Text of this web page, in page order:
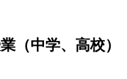
中学、高校）